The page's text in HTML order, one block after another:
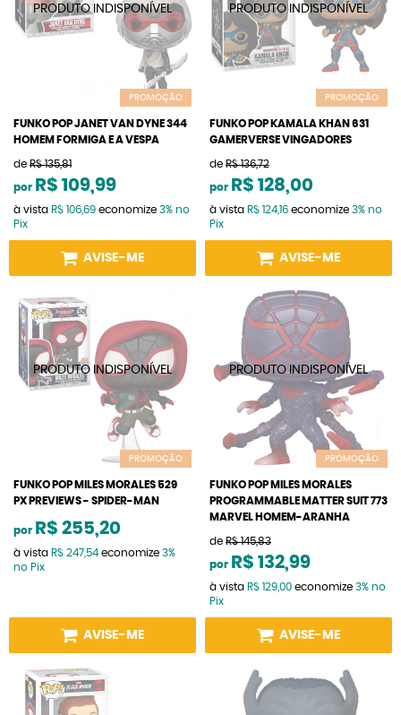
PROMOÇÃO
FUNKO POP JANET VAN DYNE 344
HOMEM FORMIGA E A VESPA
de R$ 135,81
por R$ 109,99
à vista R$ 106,69 economize 3% no
Pix
AVISE-ME
PROMOÇÃO
FUNKO POP KAMALA KHAN 631
GAMERVERSE VINGADORES
de R$ 136,72
por R$ 128,00
à vista R$ 124,16 economize 3% no
Pix
AVISE-ME
PROMOÇÃO
FUNKO POP MILES MORALES 529
PX PREVIEWS - SPIDER-MAN
por R$ 255,20
à vista R$ 247,54economize 3%
no Pix
AVISE-ME
PROMOÇÃO
FUNKO POP MILES MORALES
PROGRAMMABLE MATTER SUIT 773
MARVEL HOMEM-ARANHA
de R$ 145,83
por R$ 132,99
à vista R$ 129,00 economize 3% no
Pix
AVISE-ME